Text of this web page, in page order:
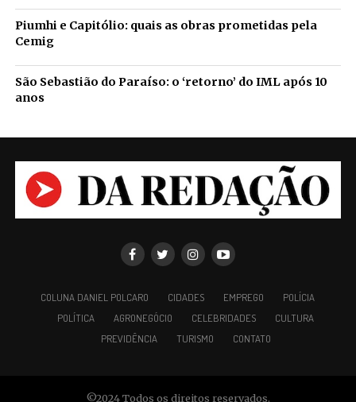
Piumhi e Capitólio: quais as obras prometidas pela
Cemig
São Sebastião do Paraíso: o ‘retorno’ do IML após 10
anos
COLUNA DANIEL POLCARO CIDADES EMPREGO
POLÍCIA
POLÍTICA
AGRONEGÓCIO CELEBRIDADES
CULTURA
PREVIDÊNCIA
TURISMO CONTATO
©2024 Todos os direitos reservados.